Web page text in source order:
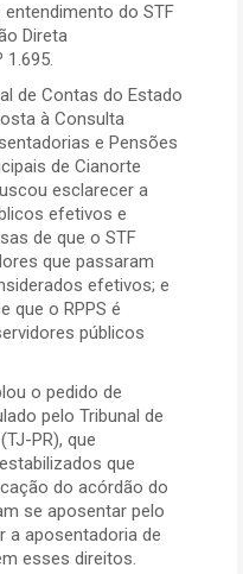
do STF
Direta
1.695.
de Contas do Estado
à Consulta
e Pensões
de Cianorte
esclarecer a
efetivos e
de que o STF
que passaram
efetivos; e
que o RPPS é
públicos
o pedido de
pelo Tribunal de
PR), que
que
do acórdão do
se aposentar pelo
a aposentadoria de
esses direitos.